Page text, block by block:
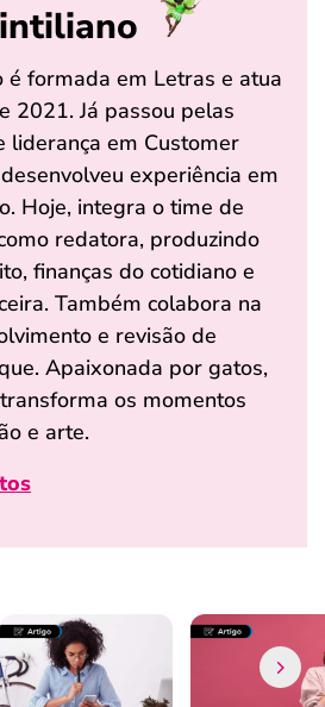
é formada em Letras e atua
2021. Já passou pelas
liderança em Customer
experiência em
Hoje, integra o time de
redatora, produzindo
finanças do cotidiano e
Também colabora na
e revisão de
Apaixonada por gatos,
os momentos
e arte.